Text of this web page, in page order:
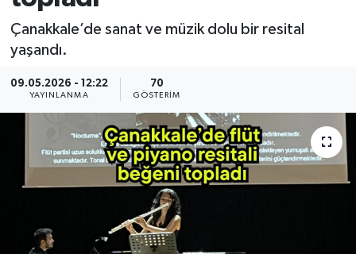
Çanakkale’de sanat ve müzik dolu bir resital
yaşandı.
09.05.2026 - 12:22
YAYINLANMA
70
GÖSTERIM
Kültür ve Sanat
Magazin
Resmi İlanlar
Sağlık
Son Dakika Haberleri
Haber Arşivi